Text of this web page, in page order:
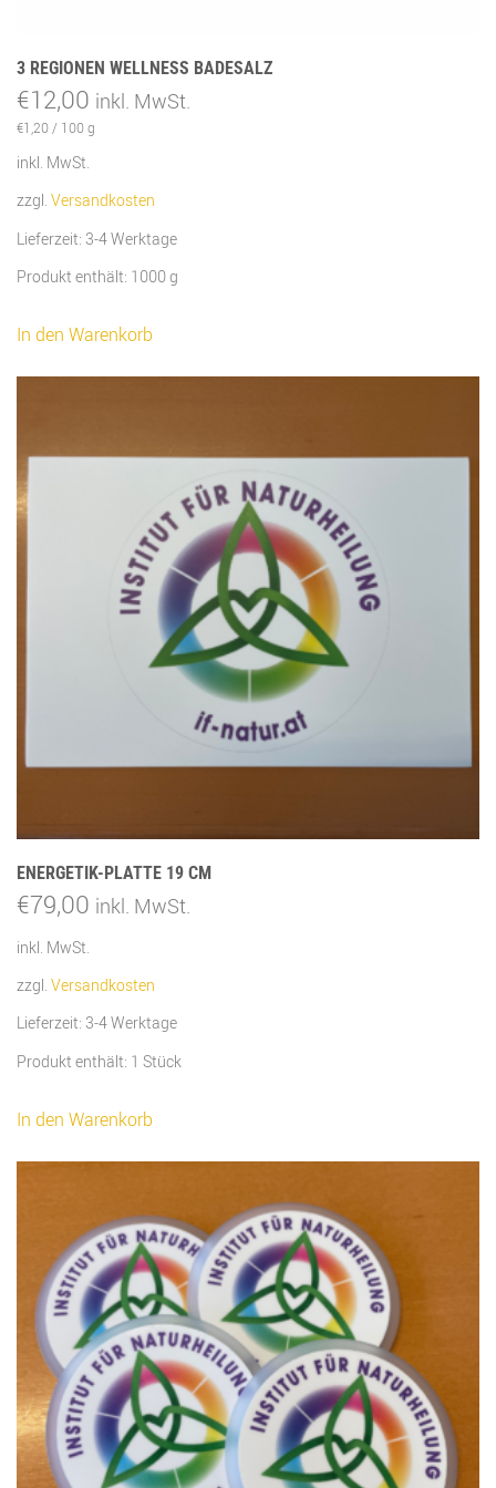
3 REGIONEN WELLNESS BADESALZ
€12,00 inkl. MwSt.
€1,20 / 100g
inkl. MwSt.
zzgl. Versandkosten
Lieferzeit: 3-4 Werktage
Produkt enthält: 1000g
In den Warenkorb
ENERGETIK-PLATTE 19 CM
€79,00 inkl. MwSt.
inkl. MwSt.
zzgl. Versandkosten
Lieferzeit: 3-4 Werktage
Produkt enthält: 1 Stück
In den Warenkorb